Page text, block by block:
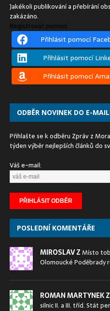
Jakékoli publikování a přebírání
zakázáno.
Registrovat pomocí
Přihlásit pomocí
Přihlásit pomocí
Přihlásit pomocí
ODBĚR NOVINEK DO E-
Přihlašte se k odběru Zpráv z
týden výběr nejlepších článků do
Váš e-mail:
POSLEDNÍ KOMENTÁŘE
MIROSLAV ZMísto
Olomoucké Poděbrady
ROMAN MARTYNEK Z
silnic II. a III. tříd. Stát